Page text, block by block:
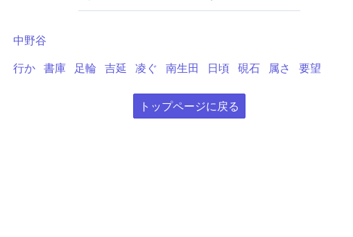
中野谷
行か 書庫 足輪 吉延 凌ぐ 南生田 日頃 硯石 属さ 要望
トップページに戻る